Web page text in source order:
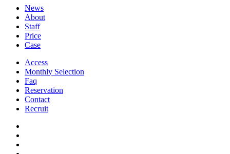
News
About
Staff
Price
Case
Access
Monthly Selection
Faq
Reservation
Contact
Recruit